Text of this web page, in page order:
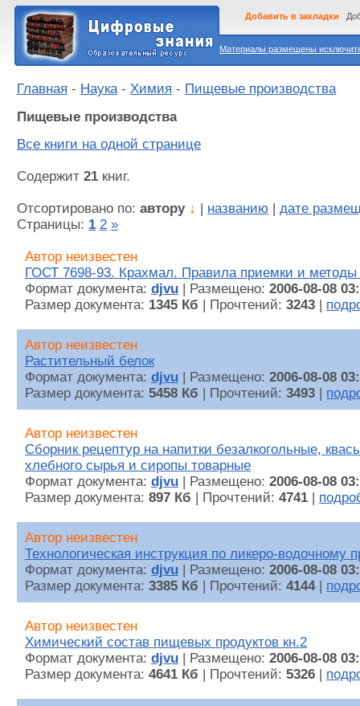
Материалы размещены
Добавить в закладки
Главная - Наука- Химия - Пищевые производства
Пищевые производства
Все книги на одной странице
Содержит 21 книг.
Отсортировано по: автору ↓ названию
дате
Страницы: 1 2 »
Автор неизвестен
ГОСТ 7698-93. Крахмал. Правила приемки и методы
Формат документа: djvu | Размещено: 2006-08-08
Размер документа: 1345 Кб | Прочтений: 3243
Автор неизвестен
Растительный белок
Формат документа: djvu | Размещено: 2006-08-08
Размер документа: 5458 Кб | Прочтений: 3493
Автор неизвестен
Сборник рецептур на напитки безалкогольные,
хлебного сырья и сиропы товарные
Формат документа: djvu | Размещено: 2006-08-08
Размер документа: 897 Кб | Прочтений: 4741
Автор неизвестен
Технологическая инструкция по ликеро-водочному
Формат документа: djvu | Размещено: 2006-08-08
Размер документа: 3385 Кб | Прочтений: 4144|
Автор неизвестен
Химический состав пищевых продуктов кн.2
Формат документа: djvu | Размещено: 2006-08-08
Размер документа: 4641 Кб | Прочтений: 5326